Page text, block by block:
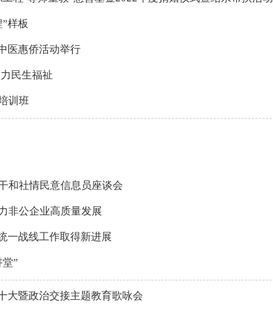
样板
医惠侨活动举行
民生福祉
训班
和社情民意信息员座谈会
非公企业高质量发展
一战线工作取得新进展
”
大暨政治交接主题教育歌咏会